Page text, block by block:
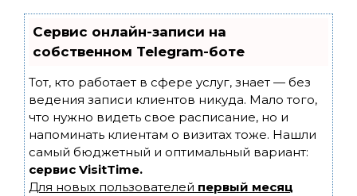
Сервис онлайн-записи на
собственном Telegram-боте
Тот, кто работает в сфере услуг, знает — без
ведения записи клиентов никуда. Мало того,
что нужно видеть свое расписание, но и
напоминать клиентам о визитах тоже. Нашли
самый бюджетный и оптимальный вариант:
сервис VisitTime.
Для новых пользователей первый месяц